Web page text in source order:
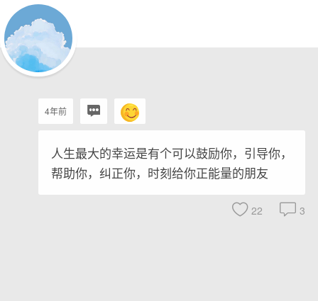
4年前
人生最大的幸运是有个可以鼓励你，引导你，
帮助你，纠正你，时刻给你正能量的朋友
22 3